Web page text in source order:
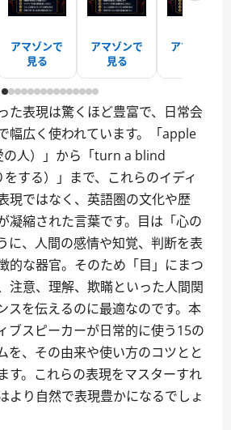
アマゾンで
見る
アマゾンで
見る
アマゾンで
た表現は驚くほど豊富で、日常会
幅広く使われています。「apple
の人）」から「turn a blind
する）」まで、これらのイディ
現ではなく、英語圏の文化や歴
凝縮された言葉です。目は「心の
に、人間の感情や知覚、判断を表
的な器官。そのため「目」にまつ
注意、理解、欺瞞といった人間関
スを伝えるのに最適なのです。本
ブスピーカーが日常的に使う15の
を、その由来や使い方のコツとと
す。これらの表現をマスターすれ
より自然で表現豊かになるでしょ